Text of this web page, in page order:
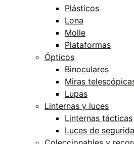
Plásticos
Lona
Molle
Plataformas
Ópticos
Binoculares
Miras
Lupas
Linternas y luces
Linternas tácticas
Luces de